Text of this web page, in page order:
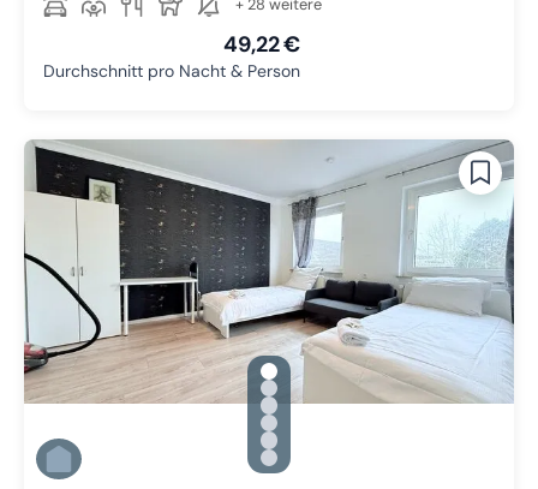
49,22 €
Durchschnitt pro Nacht & Person
gallery.slide_selector
Zu Slide 1 wechseln
Zu Slide 2 wechseln
Zu Slide 3 wechseln
Zu Slide 4 wechseln
Zu Slide 5 wechseln
Zu Slide 6 wechseln